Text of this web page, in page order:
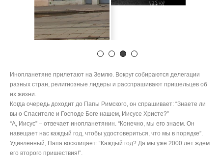
разных стран, религиозные лидеры и расспрашивают пришельцев об
их жизни.
Когда очередь доходит до Папы Римского, он спрашивает: “Знаете ли
вы о Спасителе и Господе Боге нашем, Иисусе Христе?”
“А, Иисус” – отвечает инопланетянин. “Конечно, мы его знаем. Он
навещает нас каждый год, чтобы удостовериться, что мы в порядке”.
Удивленный, Папа восклицает: “Каждый год? Да мы уже 2000 лет ждем
его второго пришествия!”.
Пришелец видит, что священник начинает гневаться, и пытается его